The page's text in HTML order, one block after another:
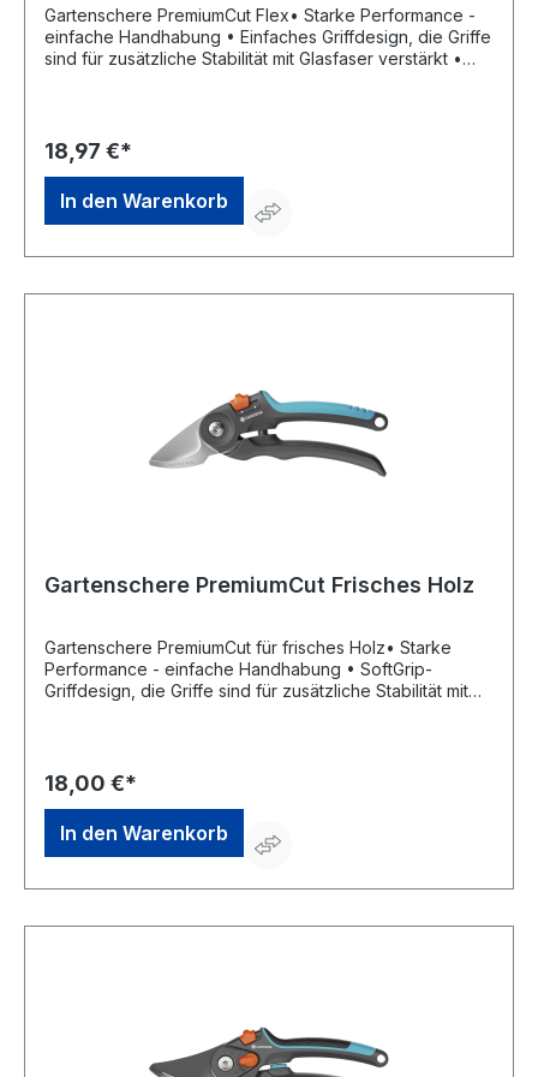
Gartenschere PremiumCut Flex• Starke Performance -
einfache Handhabung • Einfaches Griffdesign, die Griffe
sind für zusätzliche Stabilität mit Glasfaser verstärkt •
Holz, Blumen und TriebenHersteller: Gardena
Deutschland GmbH, Hans-Lorenser-Str. 40, 89079 Ulm,
DE, +497314900, verkauf@gardena.com
18,97 €*
In den Warenkorb
Gartenschere PremiumCut Frisches Holz
Gartenschere PremiumCut für frisches Holz• Starke
Performance - einfache Handhabung • SoftGrip-
Griffdesign, die Griffe sind für zusätzliche Stabilität mit
Sicherheitsverschluss • Für frisches HolzHersteller:
Gardena Deutschland GmbH, Hans-Lorenser-Str. 40,
89079 Ulm, DE, +497314900, verkauf@gardena.com
18,00 €*
In den Warenkorb